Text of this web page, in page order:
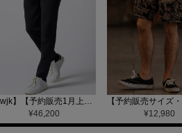
【wjk】【予約販売1月上旬～中旬入荷】function knit easy slacks(jacquard check) ニットイージーパンツ(504 mw08j)
¥46,200 ¥12,980